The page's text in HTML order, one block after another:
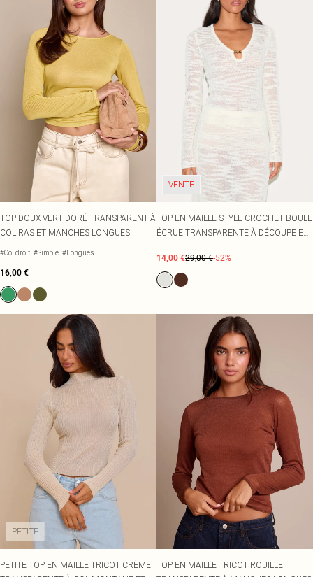
TOP DOUX VERT DORÉ TRANSPARENT À
COL RAS ET MANCHES LONGUES
#Col droit #Simple #Longues
16,00 €
VENTE
TOP EN MAILLE STYLE CROCHET BOULE
ÉCRUE TRANSPARENTE À DÉCOUPE EN
LONGUES
14,00 €29,00 €-52%
PETITE
PETITE TOP EN MAILLE TRICOT CRÈME TOP EN MAILLE TRICOT ROUILLE